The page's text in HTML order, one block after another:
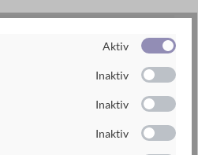
Aktiv
Inaktiv
Inaktiv
Inaktiv